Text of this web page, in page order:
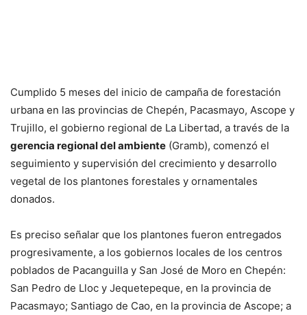
Cumplido 5 meses del inicio de campaña de forestación
urbana en las provincias de Chepén, Pacasmayo, Ascope y
Trujillo, el gobierno regional de La Libertad, a través de la
gerencia regional del ambiente (Gramb), comenzó el
seguimiento y supervisión del crecimiento y desarrollo
vegetal de los plantones forestales y ornamentales
donados.
Es preciso señalar que los plantones fueron entregados
progresivamente, a los gobiernos locales de los centros
poblados de Pacanguilla y San José de Moro en Chepén:
San Pedro de Lloc y Jequetepeque, en la provincia de
Pacasmayo; Santiago de Cao, en la provincia de Ascope; a